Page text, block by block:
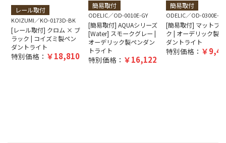
レール取付
KOIZUMI KO-0173D-BK
[レール取付] クロム × ブ
ラック | コイズミ製ペン
ダントライト
特別価格： 18,810
簡易取付
ODELIC OD-0010E-GY
[簡易取付] AQUAシリーズ
[Water] スモークグレー |
オーデリック製ペンダン
トライト
特別価格： 16,122
簡易取付
ODELIC OD-0300E-BK
[簡易取付] マットブ
ク | オーデリック製
ダントライト
特別価格：